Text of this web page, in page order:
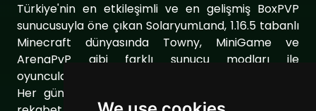
Türkiye'nin en etkileşimli ve en gelişmiş BoxPVP
sunucusuyla öne çıkan SolaryumLand, 1.16.5 tabanlı
Minecraft dünyasında Towny, MiniGame ve
ArenaPvP gibi farklı sunucu modları ile
oyuncularımıza eşsiz bir oyun deneyimi sunuyor.
Her gün sunucumuzu geliştirerek oyuncularımıza